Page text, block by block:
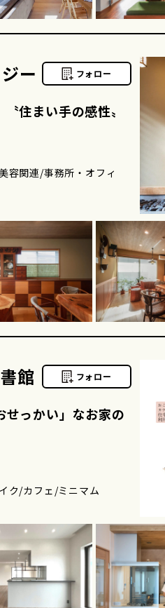
ー フォロー
住まい手の感性〟
容関連/事務所・オフィ
館 フォロー
せっかい」なお家の
ク/カフェ/ミニマム